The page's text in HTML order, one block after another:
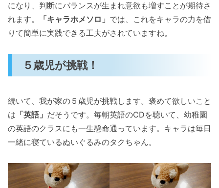
になり、判断にバランスが生まれ意欲も増すことが期待さ
れます。
「キャラホメソロ」 では、これをキャラの力を借
りて簡単に実践できる工夫がされていますね。
５歳児が挑戦！
続いて、我が家の５歳児が挑戦します。褒めて欲しいこと
は 「英語」 だそうです。毎朝英語のCDを聴いて、幼稚園
の英語のクラスにも一生懸命通っています。キャラは毎日
一緒に寝ているぬいぐるみのタクちゃん。